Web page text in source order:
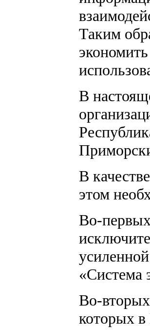
Таким
В
В
этом
Во-
«Система
Во-
которых в